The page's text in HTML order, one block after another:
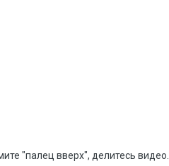
"палец вверх", делитесь видео.